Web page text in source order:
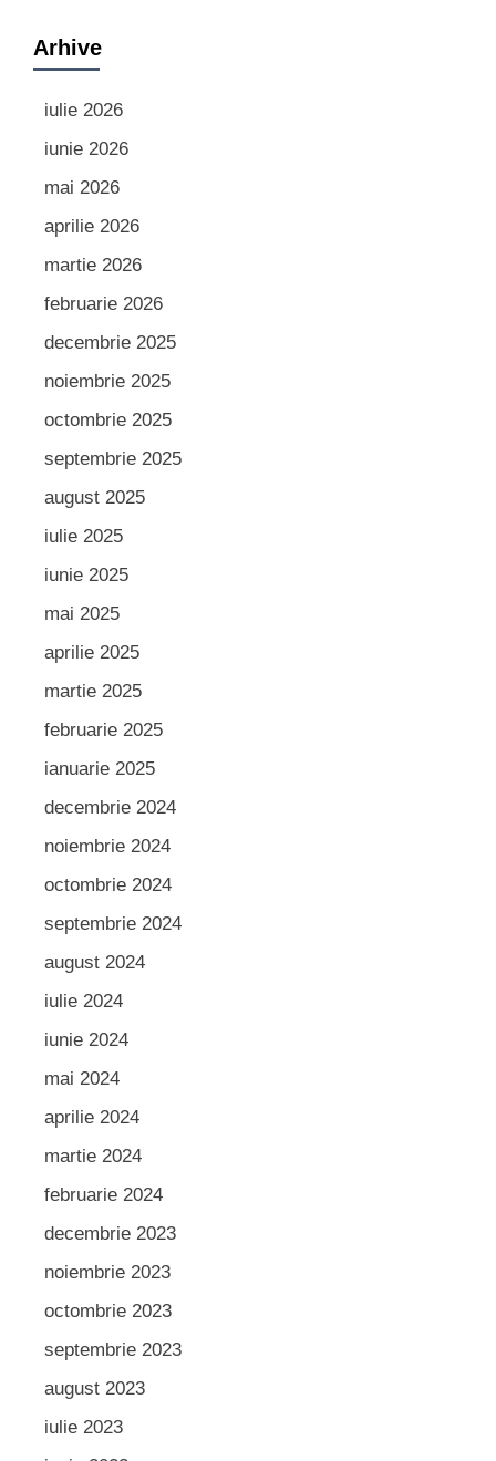
Arhive
iulie 2026
iunie 2026
mai 2026
aprilie 2026
martie 2026
februarie 2026
decembrie 2025
noiembrie 2025
octombrie 2025
septembrie 2025
august 2025
iulie 2025
iunie 2025
mai 2025
aprilie 2025
martie 2025
februarie 2025
ianuarie 2025
decembrie 2024
noiembrie 2024
octombrie 2024
septembrie 2024
august 2024
iulie 2024
iunie 2024
mai 2024
aprilie 2024
martie 2024
februarie 2024
decembrie 2023
noiembrie 2023
octombrie 2023
septembrie 2023
august 2023
iulie 2023